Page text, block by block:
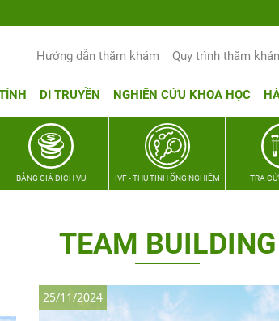
Hướng dẫn thăm khám Quy trình thăm
DI TRUYỀN NGHIÊN CỨU KHOA HỌC
BẢNG GIÁ DỊCH VỤ IVF - THỤ TINH ỐNG NGHIỆM TRA
TEAM BUILDING
25/11/2024